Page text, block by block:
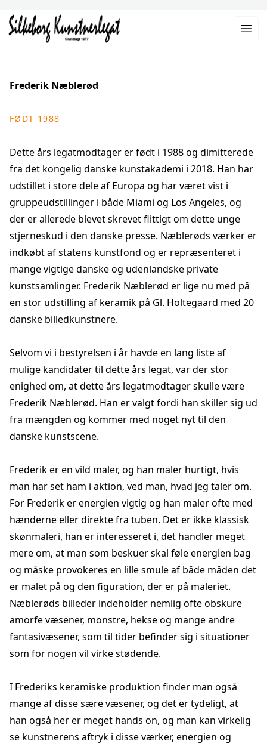
Frederik Næblerød
FØDT 1988
Dette års legatmodtager er født i 1988 og dimitterede
fra det kongelig danske kunstakademi i 2018. Han har
udstillet i store dele af Europa og har været vist i
gruppeudstillinger i både Miami og Los Angeles, og
der er allerede blevet skrevet flittigt om dette unge
stjerneskud i den danske presse. Næblerøds værker er
indkøbt af statens kunstfond og er repræsenteret i
mange vigtige danske og udenlandske private
kunstsamlinger. Frederik Næblerød er lige nu med på
en stor udstilling af keramik på Gl. Holtegaard med 20
danske billedkunstnere.
Selvom vi i bestyrelsen i år havde en lang liste af
mulige kandidater til dette års legat, var der stor
enighed om, at dette års legatmodtager skulle være
Frederik Næblerød. Han er valgt fordi han skiller sig ud
fra mængden og kommer med noget nyt til den
danske kunstscene.
Frederik er en vild maler, og han maler hurtigt, hvis
man har set ham i aktion, ved man, hvad jeg taler om.
For Frederik er energien vigtig og han maler ofte med
hænderne eller direkte fra tuben. Det er ikke klassisk
skønmaleri, han er interesseret i, det handler meget
mere om, at man som beskuer skal føle energien bag
og måske provokeres en lille smule af både måden det
er malet på og den figuration, der er på maleriet.
Næblerøds billeder indeholder nemlig ofte obskure
amorfe væsener, monstre, hekse og mange andre
fantasivæsener, som til tider befinder sig i situationer
som for nogen vil virke stødende.
I Frederiks keramiske produktion finder man også
mange af disse sære væsener, og det er tydeligt, at
han også her er meget hands on, og man kan virkelig
se kunstnerens aftryk i disse værker, energien og